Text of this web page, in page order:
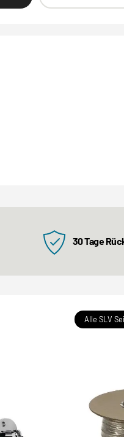
30 Tage
Alle SLV